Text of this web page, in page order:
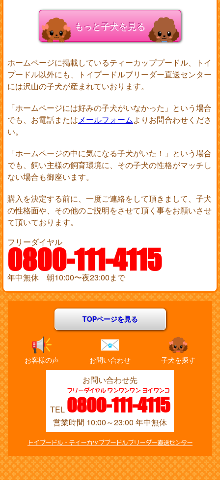
もっと子犬を見る
ホームページに掲載しているティーカッププードル、トイ
プードル以外にも、トイプードルブリーダー直送センター
には沢山の子犬が産まれていおります。
「ホームページには好みの子犬がいなかった」という場合
でも、お電話またはメールフォームよりお問合わせくださ
い。
「ホームページの中に気になる子犬がいた！」という場合
でも、飼い主様の飼育環境に、その子犬の性格がマッチし
ない場合も御座います。
購入を決定する前に、一度ご連絡をして頂きまして、子犬
の性格面や、その他のご説明をさせて頂く事をお願いさせ
て頂いております。
フリーダイヤル
0800-111-4115
年中無休 朝10:00〜夜23:00まで
TOPページを見る
お客様の声 お問い合わせ 子犬を探す
お問い合わせ先
TEL 0800-111-4115
フリーダイヤル ワンワンワン ヨイワンコ
営業時間 10:00～23:00 年中無休
トイプードル・ティーカッププードルブリーダー直送センター